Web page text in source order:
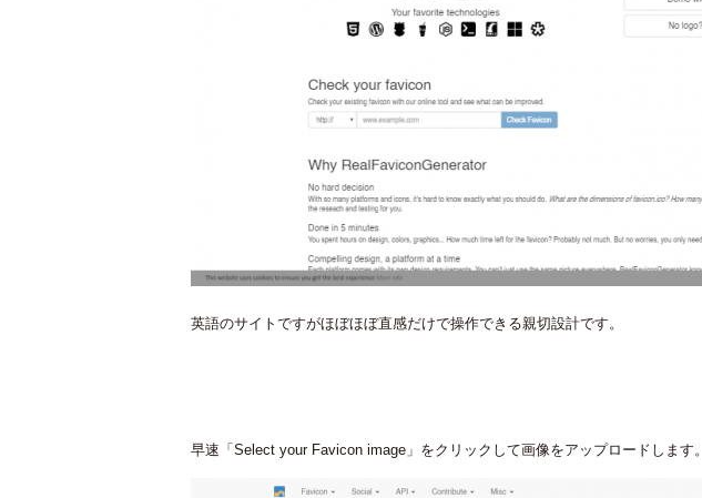
英語のサイトですがほぼほぼ直感だけで操作できる親切設計です。
早速「Select your Favicon image」をクリックして画像をアップロードします。